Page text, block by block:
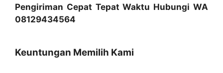
Pengiriman Cepat Tepat Waktu Hubungi WA
08129434564
Keuntungan Memilih Kami